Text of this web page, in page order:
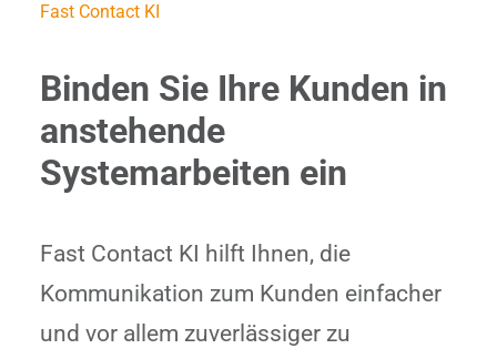
Fast Contact KI
Binden Sie Ihre Kunden in
anstehende
Systemarbeiten ein
Fast Contact KI hilft Ihnen, die
Kommunikation zum Kunden einfacher
und vor allem zuverlässiger zu